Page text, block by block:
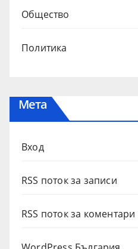
Общество
Политика
Мета
Вход
RSS поток за записи
RSS поток за коментари